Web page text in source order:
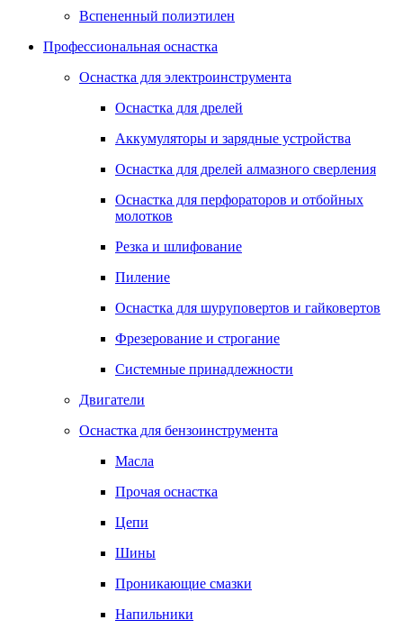
Вспененный полиэтилен
Профессиональная оснастка
Оснастка для электроинструмента
Оснастка для дрелей
Аккумуляторы и зарядные устройства
Оснастка для дрелей алмазного сверления
Оснастка для перфораторов и отбойных
молотков
Резка и шлифование
Пиление
Оснастка для шуруповертов и гайковертов
Фрезерование и строгание
Системные принадлежности
Двигатели
Оснастка для бензоинструмента
Масла
Прочая оснастка
Цепи
Шины
Проникающие смазки
Напильники